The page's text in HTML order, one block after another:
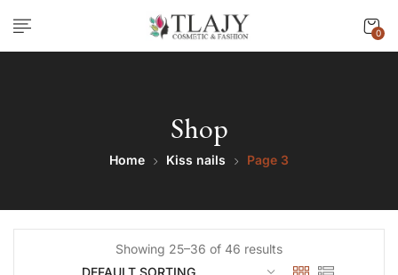
0
Shop
Home Kiss nails Page 3
Showing 25–36 of 46 results